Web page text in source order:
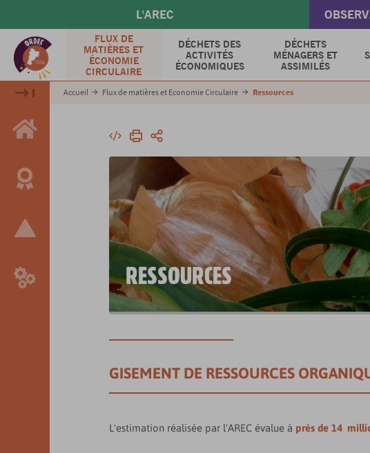
contenu
principal
L'AREC
FLUX DE
MATIÈRES ET
ÉCONOMIE
CIRCULAIRE
DÉCHETS DES
ACTIVITÉS
ÉCONOMIQUES
DÉCHETS
MÉNAGERS ET
ASSIMILÉS
Accueil Flux de matières et Economie Circulaire Ressources
IntégrerImprimerPartager
RESSOURCES
GISEMENT DE RESSOURCES
L'estimation réalisée par l'AREC évalue à près de 14